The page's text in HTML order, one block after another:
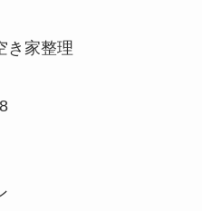
家整理